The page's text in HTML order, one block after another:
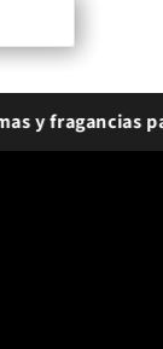
y fragancias